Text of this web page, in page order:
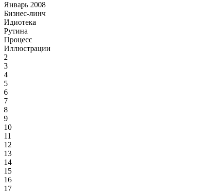
Январь 2008
Бизнес-линч
Идиотека
Рутина
Процесс
Иллюстрации
2
3
4
5
6
7
8
9
10
11
12
13
14
15
16
17